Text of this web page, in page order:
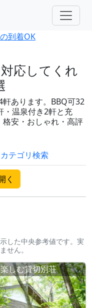
到着OK
応してくれ
あります。BBQ可32
・温泉付き2軒と充
安・おしゃれ・高評
カテゴリ検索
く
した中央参考値です。実
せん。
しむ貸切別荘